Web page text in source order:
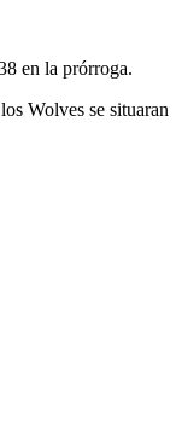
en la prórroga.
Wolves se situaran